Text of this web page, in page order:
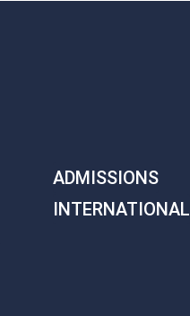
ADMISSIONS
INTERNATIONAL